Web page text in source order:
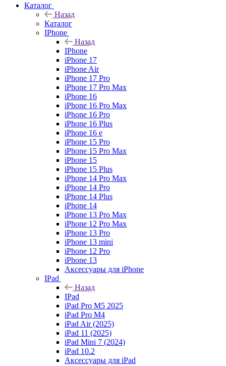
Каталог
Назад
Каталог
IPhone
Назад
IPhone
iPhone 17
iPhone Air
iPhone 17 Pro
iPhone 17 Pro Max
iPhone 16
iPhone 16 Pro Max
iPhone 16 Pro
iPhone 16 Plus
iPhone 16 e
iPhone 15 Pro
iPhone 15 Pro Max
iPhone 15
iPhone 15 Plus
iPhone 14 Pro Max
iPhone 14 Pro
iPhone 14 Plus
iPhone 14
iPhone 13 Pro Max
iPhone 12 Pro Max
iPhone 13 Pro
iPhone 13 mini
iPhone 12 Pro
iPhone 13
Аксессуары для iPhone
IPad
Назад
IPad
iPad Pro M5 2025
iPad Pro M4
iPad Air (2025)
iPad 11 (2025)
iPad Mini 7 (2024)
iPad 10.2
Аксессуары для iPad